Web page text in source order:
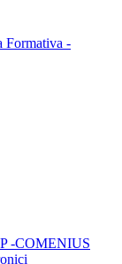
Formativa -
-COMENIUS